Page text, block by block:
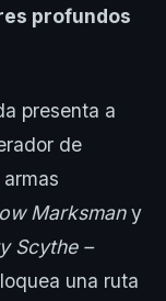
profundos
presenta a
de
Marksmany
Scythe –
una ruta